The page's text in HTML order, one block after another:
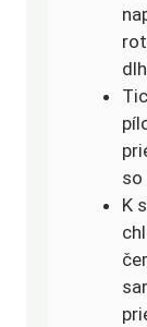
so
K